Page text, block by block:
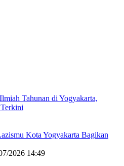
Tahunan di Yogyakarta,
Kota Yogyakarta Bagikan
2026 14:49